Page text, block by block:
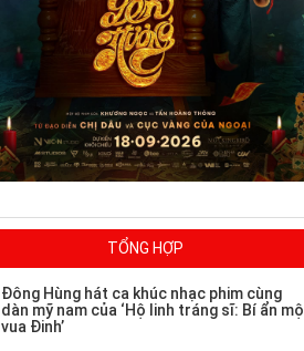
TỔNG HỢP
Đông Hùng hát ca khúc nhạc phim cùng
dàn mỹ nam của ‘Hộ linh tráng sĩ: Bí ẩn mộ
vua Đinh’